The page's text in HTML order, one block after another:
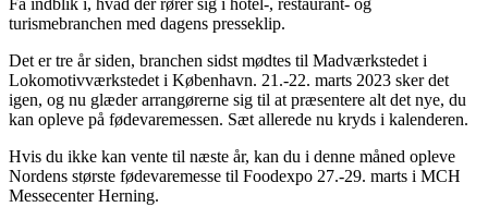
Få indblik i, hvad der rører sig i hotel-, restaurant- og
turismebranchen med dagens presseklip.
Det er tre år siden, branchen sidst mødtes til Madværkstedet i
Lokomotivværkstedet i København. 21.-22. marts 2023 sker det
igen, og nu glæder arrangørerne sig til at præsentere alt det nye, du
kan opleve på fødevaremessen. Sæt allerede nu kryds i kalenderen.
Hvis du ikke kan vente til næste år, kan du i denne måned opleve
Nordens største fødevaremesse til Foodexpo 27.-29. marts i MCH
Messecenter Herning.